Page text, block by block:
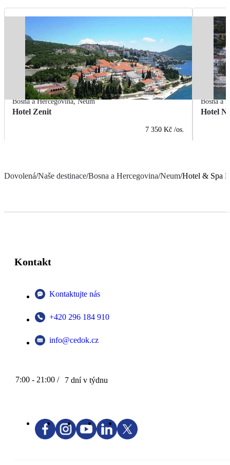
Bosna a Hercegovina,Neum
Hotel Zenit
7 350 Kč /os.
Bosna a
Hotel
Dovolená/Naše destinace/Bosna a Hercegovina/Neum/Hotel & Spa
Kontakt
Kontaktujte nás
+420 296 184 910
info@cedok.cz
7:00 - 21:00 / 7 dní v týdnu